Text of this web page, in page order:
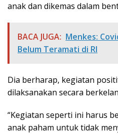
anak dan dikemas dalam
BACA JUGA: Menkes:
Belum Teramati di RI
Dia berharap, kegiatan
dilaksanakan secara
“Kegiatan seperti ini harus
anak paham untuk tidak